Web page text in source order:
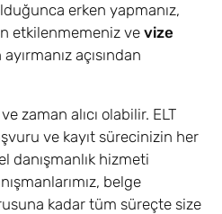
erken yapmanız,
etkilenmemeniz vevize
açısından
zaman alıcı olabilir. ELT
ve kayıt sürecinizin her
danışmanlık hizmeti
belge
kadar tüm süreçte size